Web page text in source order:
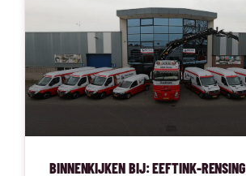
BINNENKIJKEN BIJ: EEFTINK-RENSING